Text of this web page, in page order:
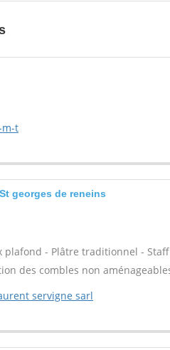
m-t
georges de reneins
plafond - Plâtre traditionnel -
des combles non
servigne sarl